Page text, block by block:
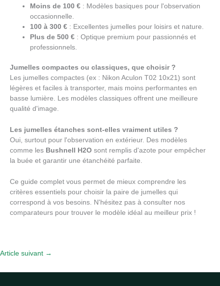
Moins de 100 € : Modèles basiques pour l'observation
occasionnelle.
100 à 300 € : Excellentes jumelles pour loisirs et nature.
Plus de 500 € : Optique premium pour passionnés et
professionnels.
Jumelles compactes ou classiques, que choisir ?
Les jumelles compactes (ex : Nikon Aculon T02 10x21) sont
légères et faciles à transporter, mais moins performantes en
basse lumière. Les modèles classiques offrent une meilleure
qualité d'image.
Les jumelles étanches sont-elles vraiment utiles ?
Oui, surtout pour l'observation en extérieur. Des modèles
comme les Bushnell H2O sont remplis d'azote pour empêcher
la buée et garantir une étanchéité parfaite.
Ce guide complet vous permet de mieux comprendre les
critères essentiels pour choisir la paire de jumelles qui
correspond à vos besoins. N'hésitez pas à consulter nos
comparateurs pour trouver le modèle idéal au meilleur prix !
Article suivant →